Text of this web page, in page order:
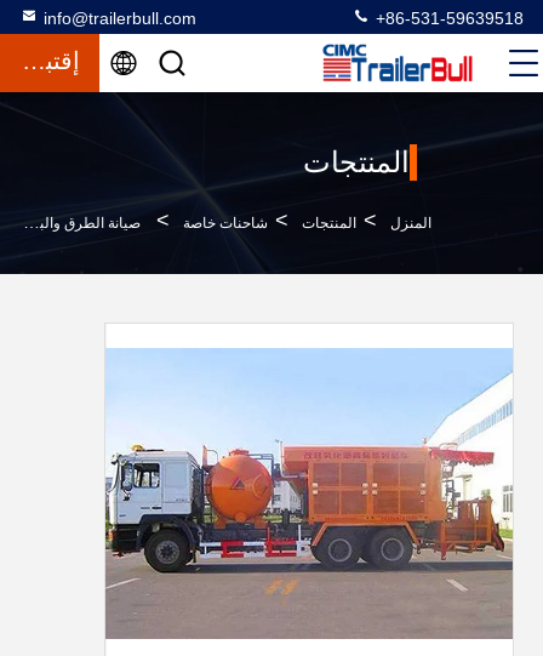
info@trailerbull.com +86-531-59639518
إقتباس
المنتجات
المنزل > المنتجات > شاحنات خاصة > صيانة الطرق والبناء الشاحنات ذات الغرض الخاص مع آلة صيانة الطوب